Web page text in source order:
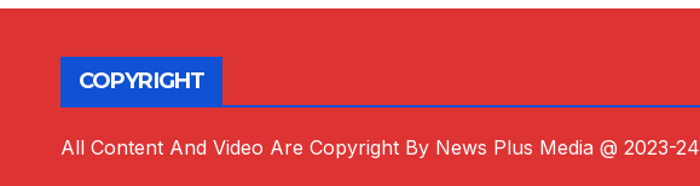
COPYRIGHT
All Content And Video Are Copyright By News Plus Media @ 2023-24